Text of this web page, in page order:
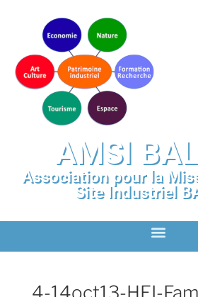
AMSI
Association pour la
Site Industriel
4-14oct13-HEI-